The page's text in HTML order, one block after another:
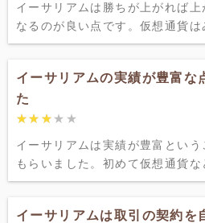
イーサリアムは勝ちが上がれば上
なるのが良い点です。仮想通貨は
イーサリアムの実績が豊富な
た
★★★★★
★★★★★
イーサリアムは実績が豊富とい
もらいました。初めて仮想通貨な
イーサリアムは取引の契約を